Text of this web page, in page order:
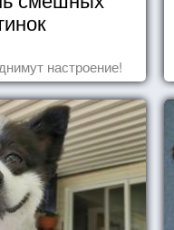
настроение!